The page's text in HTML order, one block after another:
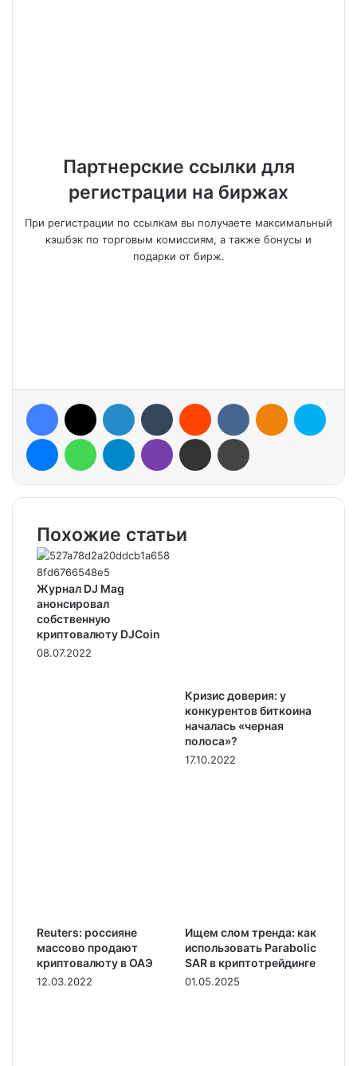
Партнерские ссылки для
регистрации на биржах
При регистрации по ссылкам вы получаете максимальный
кэшбэк по торговым комиссиям, а также бонусы и
подарки от бирж.
Похожие статьи
Журнал DJ Mag
анонсировал
собственную
криптовалюту DJCoin
08.07.2022
Кризис доверия: у
конкурентов биткоина
началась «черная
полоса»?
17.10.2022
Reuters: россияне
массово продают
криптовалюту в ОАЭ
12.03.2022
Ищем слом тренда: как
использовать Parabolic
SAR в криптотрейдинге
01.05.2025